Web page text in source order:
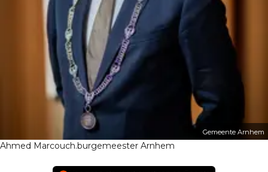
Gemeente Arnhem
Ahmed Marcouch.burgemeester Arnhem